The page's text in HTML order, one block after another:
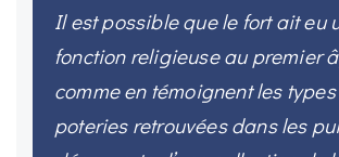
Il est possible que le fort ait eu
fonction religieuse au premier
comme en témoignent les
poteries retrouvées dans les